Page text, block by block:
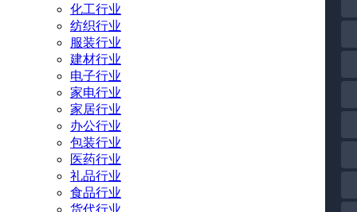
化工行业
纺织行业
服装行业
建材行业
电子行业
家电行业
家居行业
办公行业
包装行业
医药行业
礼品行业
食品行业
货代行业